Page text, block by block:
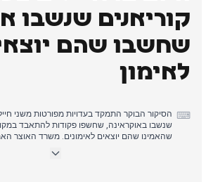
הערב, עבדיני כבר נחת בטהרן, כשהתקשורת
טענות אוקראיניות על לכידת חיילים צפון קוריאנים
לסיקור נרחב, כשאחד החיילים דיווח שהאמין
באימונים.
קוריאנים שנשבו
שחשבו שהם
לאימון
⌨ הסיקור הבוקר התמקד בעדויות מפורטות משני
שנשבו באוקראינה, שחשפו פקודות להתאבד
שהאמינו שהם יוצאים לאימונים. משרד האוצר
ביוני, המצביע על מורכבות דיפלומטית מתמשכת.